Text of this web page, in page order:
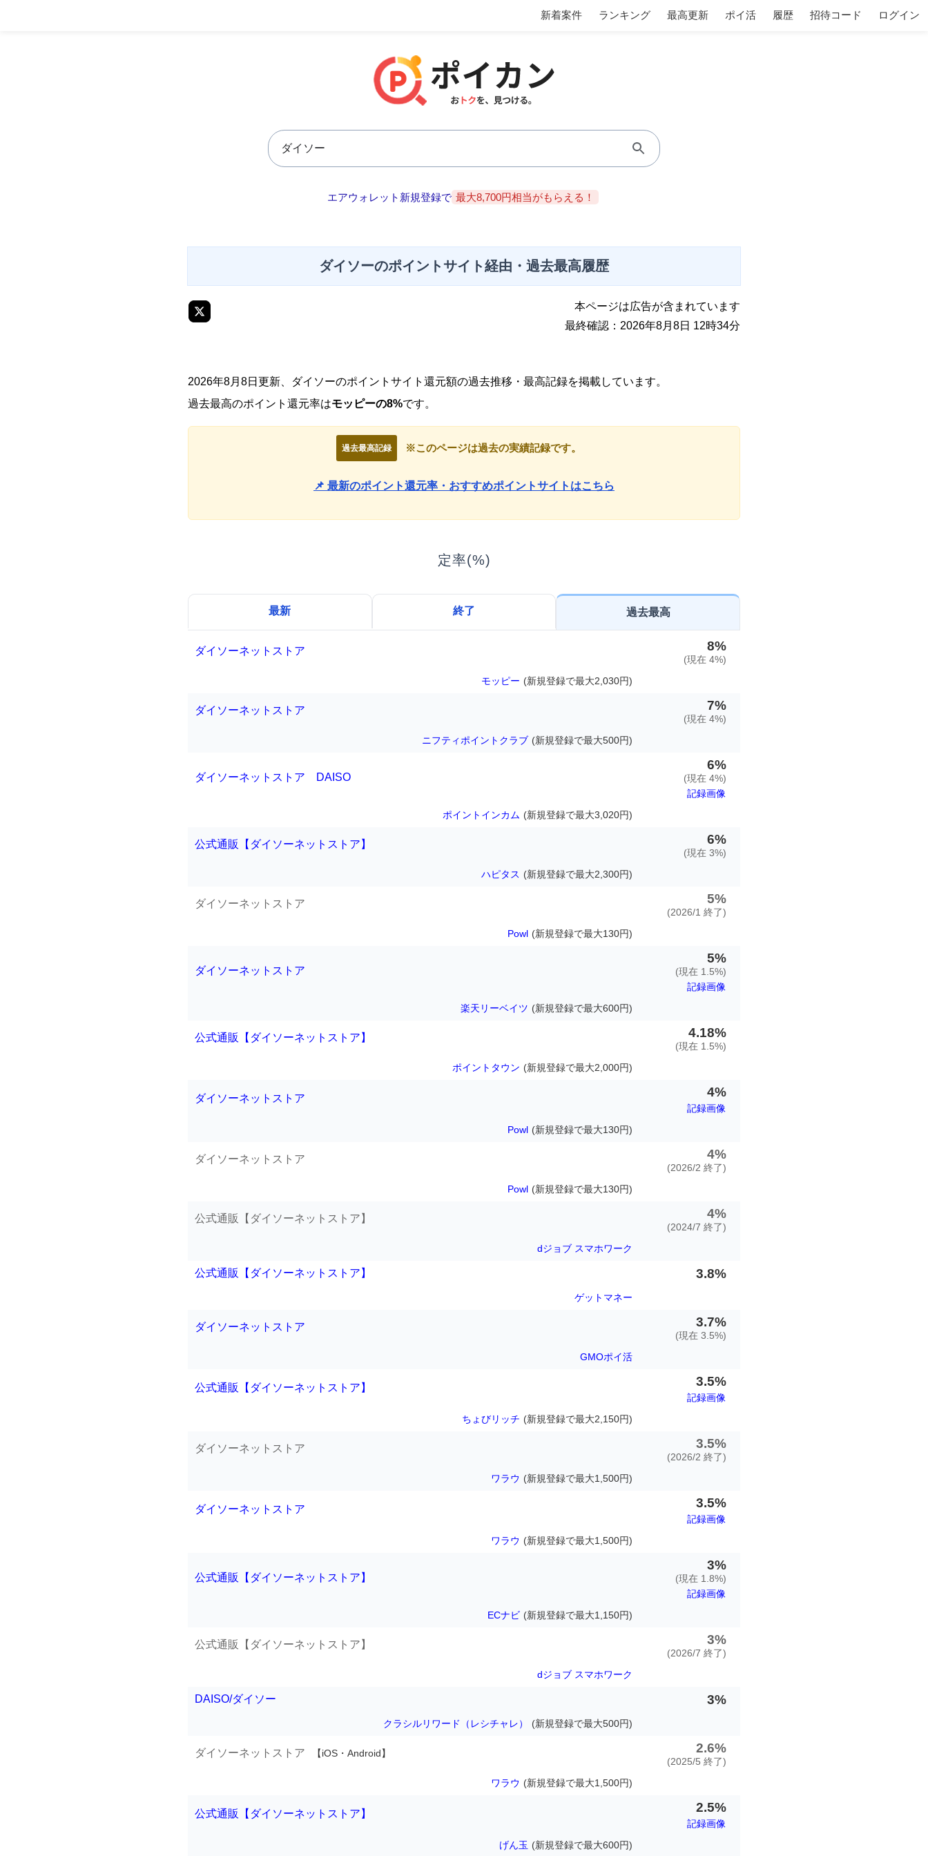
新着案件 ランキング 最高更新 ポイ活 履歴 招待コード ログイン
エアウォレット新規登録で 最大8,700円相当がもらえる！
ダイソーのポイントサイト経由・過去最高履歴
本ページは広告が含まれています
最終確認：2026年8月8日 12時34分
2026年8月8日更新、ダイソーのポイントサイト還元額の過去推移・最高記録を掲載しています。
過去最高のポイント還元率はモッピーの8%です。
過去最高記録 ※このページは過去の実績記録です。
📌 最新のポイント還元率・おすすめポイントサイトはこちら
定率(%)
最新 終了 過去最高
ダイソーネットストア 8%
(現在 4%)
モッピー (新規登録で最大2,030円)
ダイソーネットストア 7%
(現在 4%)
ニフティポイントクラブ (新規登録で最大500円)
ダイソーネットストア DAISO
6%
(現在 4%)
記録画像
ポイントインカム (新規登録で最大3,020円)
公式通販【ダイソーネットストア】 6%
(現在 3%)
ハピタス (新規登録で最大2,300円)
ダイソーネットストア 5%
(2026/1 終了)
Powl (新規登録で最大130円)
ダイソーネットストア
5%
(現在 1.5%)
記録画像
楽天リーベイツ (新規登録で最大600円)
公式通販【ダイソーネットストア】 4.18%
(現在 1.5%)
ポイントタウン (新規登録で最大2,000円)
ダイソーネットストア 4%
記録画像
Powl (新規登録で最大130円)
ダイソーネットストア 4%
(2026/2 終了)
Powl (新規登録で最大130円)
公式通販【ダイソーネットストア】 4%
(2024/7 終了)
dジョブ スマホワーク
公式通販【ダイソーネットストア】 3.8%
ゲットマネー
ダイソーネットストア 3.7%
(現在 3.5%)
GMOポイ活
公式通販【ダイソーネットストア】 3.5%
記録画像
ちょびリッチ (新規登録で最大2,150円)
ダイソーネットストア 3.5%
(2026/2 終了)
ワラウ (新規登録で最大1,500円)
ダイソーネットストア 3.5%
記録画像
ワラウ (新規登録で最大1,500円)
公式通販【ダイソーネットストア】
3%
(現在 1.8%)
記録画像
ECナビ (新規登録で最大1,150円)
公式通販【ダイソーネットストア】 3%
(2026/7 終了)
dジョブ スマホワーク
DAISO/ダイソー 3%
クラシルリワード（レシチャレ） (新規登録で最大500円)
ダイソーネットストア 【iOS・Android】 2.6%
(2025/5 終了)
ワラウ (新規登録で最大1,500円)
公式通販【ダイソーネットストア】 2.5%
記録画像
げん玉 (新規登録で最大600円)